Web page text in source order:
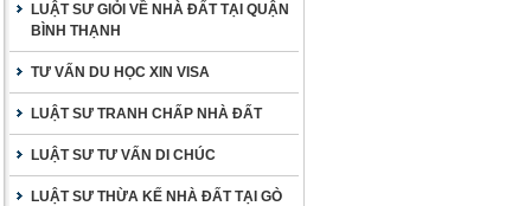
LUẬT SƯ GIỎI VỀ NHÀ ĐẤT TẠI QUẬN
BÌNH THẠNH
TƯ VẤN DU HỌC XIN VISA
LUẬT SƯ TRANH CHẤP NHÀ ĐẤT
LUẬT SƯ TƯ VẤN DI CHÚC
LUẬT SƯ THỪA KẾ NHÀ ĐẤT TẠI GÒ